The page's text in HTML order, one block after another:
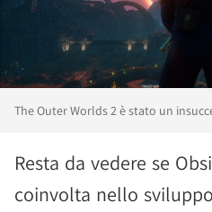
The Outer Worlds 2 è stato un
Resta da vedere se
coinvolta nello